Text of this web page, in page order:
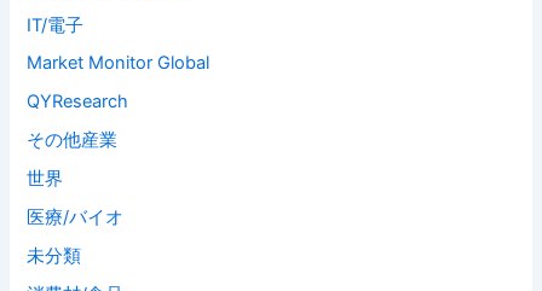
IT/電子
Market Monitor Global
QYResearch
その他産業
世界
医療/バイオ
未分類